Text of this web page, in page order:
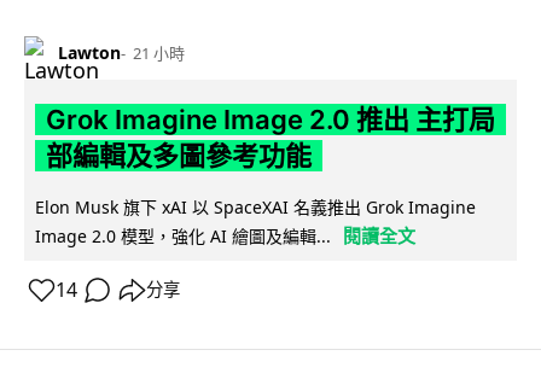
Lawton 21 小時
Grok Imagine Image 2.0 推出 主打局
部編輯及多圖參考功能
Elon Musk 旗下 xAI 以 SpaceXAI 名義推出 Grok Imagine
Image 2.0 模型，強化 AI 繪圖及編輯...
閱讀全文
14 分享